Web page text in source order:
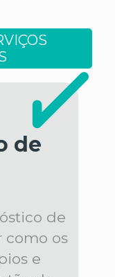
de
de
como os
e